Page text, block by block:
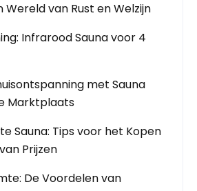
Wereld van Rust en Welzijn
Infrarood Sauna voor 4
met Sauna
Marktplaats
Sauna: Tips voor het Kopen
Prijzen
De Voordelen van